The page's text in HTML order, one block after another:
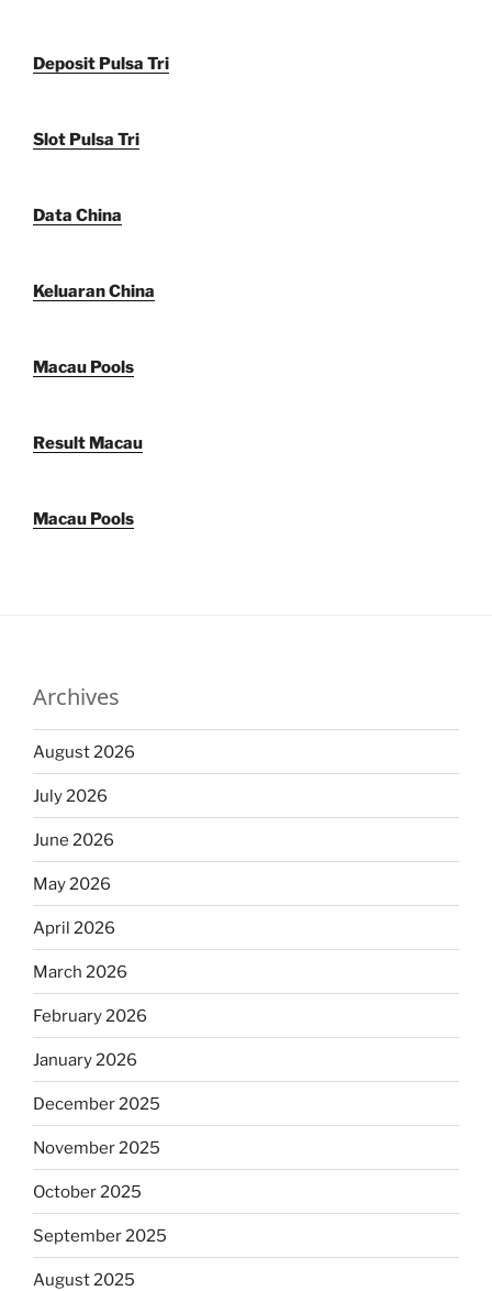
Deposit Pulsa Tri
Slot Pulsa Tri
Data China
Keluaran China
Macau Pools
Result Macau
Macau Pools
Archives
August 2026
July 2026
June 2026
May 2026
April 2026
March 2026
February 2026
January 2026
December 2025
November 2025
October 2025
September 2025
August 2025